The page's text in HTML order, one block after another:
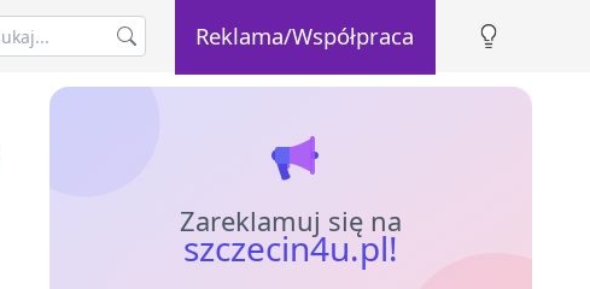
Reklama/Współpraca
Zareklamuj się na
szczecin4u.pl!